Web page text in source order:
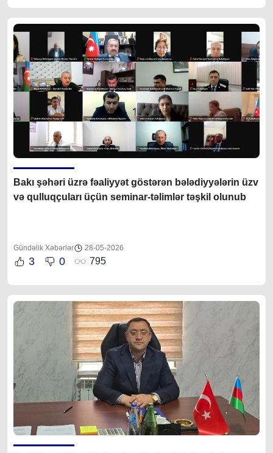
Bakı şəhəri üzrə fəaliyyət göstərən bələdiyyələrin üzv
və qulluqçuları üçün seminar-təlimlər təşkil olunub
Gündəlik Xəbərlər 28-05-2026
3 0 795